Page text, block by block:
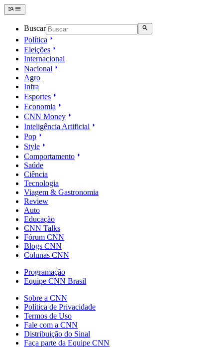
Buscar
Política
Eleições
Internacional
Nacional
Agro
Infra
Esportes
Economia
CNN Money
Inteligência Artificial
Pop
Style
Comportamento
Saúde
Ciência
Tecnologia
Viagem & Gastronomia
Review
Auto
Educação
CNN Talks
Fórum CNN
Blogs CNN
Colunas CNN
Programação
Equipe CNN Brasil
Sobre a CNN
Política de Privacidade
Termos de Uso
Fale com a CNN
Distribuição do Sinal
Faça parte da Equipe CNN